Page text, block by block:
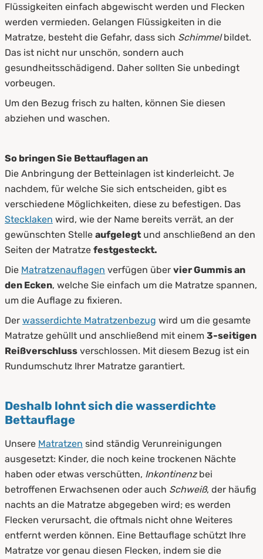
Flüssigkeiten einfach abgewischt werden und Flecken
werden vermieden. Gelangen Flüssigkeiten in die
Matratze, besteht die Gefahr, dass sich Schimmelbildet.
Das ist nicht nur unschön, sondern auch
gesundheitsschädigend. Daher sollten Sie unbedingt
vorbeugen.
Um den Bezug frisch zu halten, können Sie diesen
abziehen und waschen.
So bringen Sie Bettauflagen an
Die Anbringung der Betteinlagen ist kinderleicht. Je
nachdem, für welche Sie sich entscheiden, gibt es
verschiedene Möglichkeiten, diese zu befestigen. Das
Stecklaken wird, wie der Name bereits verrät, an der
gewünschten Stelle aufgelegt und anschließend an den
Seiten der Matratze festgesteckt.
Die Matratzenauflagen verfügen über vier Gummis an
den Ecken, welche Sie einfach um die Matratze spannen,
um die Auflage zu fixieren.
Der wasserdichte Matratzenbezug wird um die gesamte
Matratze gehüllt und anschließend mit einem 3-seitigen
Reißverschluss verschlossen. Mit diesem Bezug ist ein
Rundumschutz Ihrer Matratze garantiert.
Deshalb lohnt sich die wasserdichte
Bettauflage
Unsere Matratzen sind ständig Verunreinigungen
ausgesetzt: Kinder, die noch keine trockenen Nächte
haben oder etwas verschütten, Inkontinenzbei
betroffenen Erwachsenen oder auch Schweiß, der häufig
nachts an die Matratze abgegeben wird; es werden
Flecken verursacht, die oftmals nicht ohne Weiteres
entfernt werden können. Eine Bettauflage schützt Ihre
Matratze vor genau diesen Flecken, indem sie die